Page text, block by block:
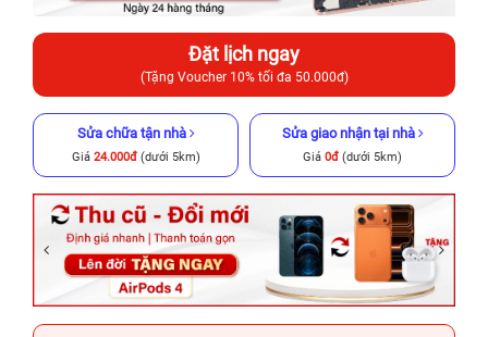
Đặt lịch ngay
(Tặng Voucher 10% tối đa 50.000đ)
Sửa chữa tận nhà
Giá 24.000đ(dưới 5km)
Sửa giao nhận tại nhà
Giá 0đ (dưới 5km)